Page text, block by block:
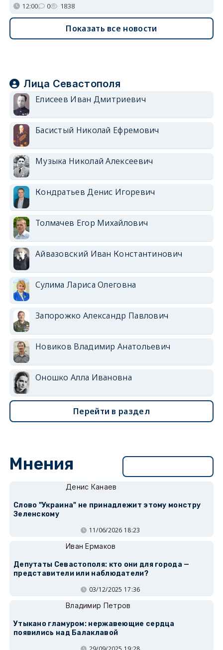
12:00 0 1838
Показать все новости
Лица Севастополя
Елисеев Иван Дмитриевич
Басистый Николай Ефремович
Музыка Николай Алексеевич
Кондратьев Денис Игоревич
Толмачев Егор Михайлович
Айвазовский Иван Константинович
Сулима Лариса Олеговна
Запорожко Александр Павлович
Новиков Владимир Анатольевич
Оношко Алла Ивановна
Перейти в раздел
Мнения
Денис Канаев
Слово "Украина" не принадлежит этому монстру
Зеленскому
11/06/2026 18:23
Иван Ермаков
Депутаты Севастополя: кто они для города —
представители или наблюдатели?
03/12/2025 17:36
Владимир Петров
Утыкано гламуром: нержавеющие сердца
появились над Балаклавой